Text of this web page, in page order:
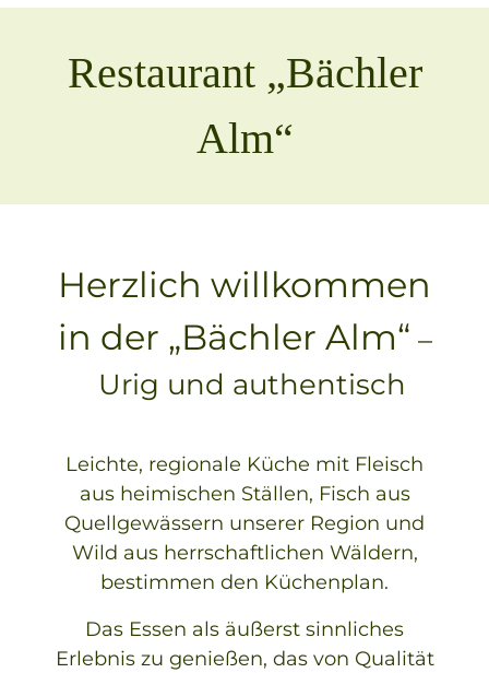
Restaurant „Bächler
Alm“
Herzlich willkommen
in der „Bächler Alm“ –
Urig und authentisch
Leichte, regionale Küche mit Fleisch
aus heimischen Ställen, Fisch aus
Quellgewässern unserer Region und
Wild aus herrschaftlichen Wäldern,
bestimmen den Küchenplan.
Das Essen als äußerst sinnliches
Erlebnis zu genießen, das von Qualität